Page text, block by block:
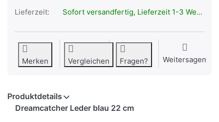
Lieferzeit: Sofort versandfertig, Lieferzeit 1-3 Werktage.
Merken Vergleichen Fragen? Weitersagen
Produktdetails
Dreamcatcher Leder blau 22 cm